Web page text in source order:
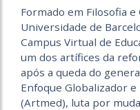
Formado em Filosofia e
Universidade de
Campus Virtual de
um dos artífices da
após a queda do
Enfoque Globalizador
(Artmed), luta por